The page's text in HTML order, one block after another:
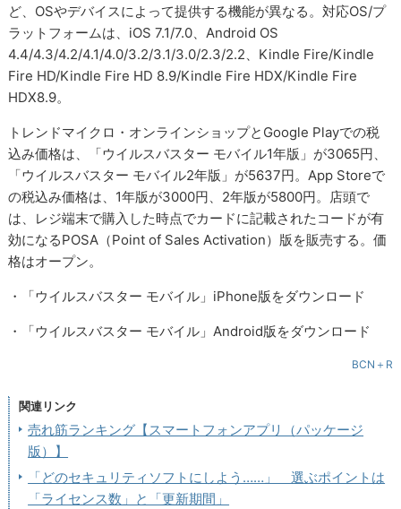
ど、OSやデバイスによって提供する機能が異なる。対応OS/プ
ラットフォームは、iOS 7.1/7.0、Android OS
4.4/4.3/4.2/4.1/4.0/3.2/3.1/3.0/2.3/2.2、Kindle Fire/Kindle
Fire HD/Kindle Fire HD 8.9/Kindle Fire HDX/Kindle Fire
HDX8.9。
トレンドマイクロ・オンラインショップとGoogle Playでの税
込み価格は、「ウイルスバスター モバイル1年版」が3065円、
「ウイルスバスター モバイル2年版」が5637円。App Storeで
の税込み価格は、1年版が3000円、2年版が5800円。店頭で
は、レジ端末で購入した時点でカードに記載されたコードが有
効になるPOSA（Point of Sales Activation）版を販売する。価
格はオープン。
・「ウイルスバスター モバイル」iPhone版をダウンロード
・「ウイルスバスター モバイル」Android版をダウンロード
BCN＋R
関連リンク
売れ筋ランキング【スマートフォンアプリ（パッケージ
版）】
「どのセキュリティソフトにしよう……」 選ぶポイントは
「ライセンス数」と「更新期間」